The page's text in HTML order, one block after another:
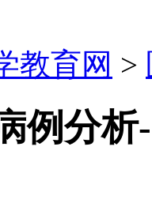
教育网 >
例分